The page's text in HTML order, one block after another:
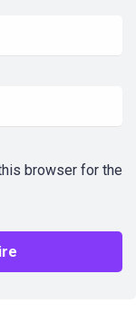
browser for the